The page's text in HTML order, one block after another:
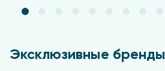
Эксклюзивные бренды